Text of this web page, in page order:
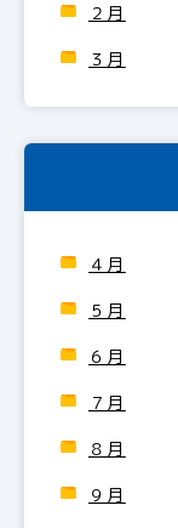
２月
３月
４月
５月
６月
７月
８月
９月